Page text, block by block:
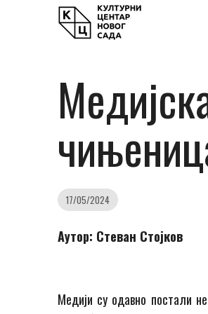
17/05/2024
Аутор: Стеван Стојков
Медији су одавно постали